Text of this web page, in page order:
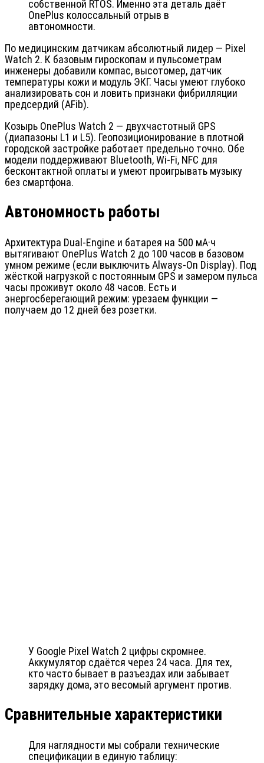
собственной RTOS. Именно эта деталь даёт
OnePlus колоссальный отрыв в
автономности.
По медицинским датчикам абсолютный лидер — Pixel
Watch 2. К базовым гироскопам и пульсометрам
инженеры добавили компас, высотомер, датчик
температуры кожи и модуль ЭКГ. Часы умеют глубоко
анализировать сон и ловить признаки фибрилляции
предсердий (AFib).
Козырь OnePlus Watch 2 — двухчастотный GPS
(диапазоны L1 и L5). Геопозиционирование в плотной
городской застройке работает предельно точно. Обе
модели поддерживают Bluetooth, Wi-Fi, NFC для
бесконтактной оплаты и умеют проигрывать музыку
без смартфона.
Автономность работы
Архитектура Dual-Engine и батарея на 500 мА·ч
вытягивают OnePlus Watch 2 до 100 часов в базовом
умном режиме (если выключить Always-On Display). Под
жёсткой нагрузкой с постоянным GPS и замером пульса
часы проживут около 48 часов. Есть и
энергосберегающий режим: урезаем функции —
получаем до 12 дней без розетки.
У Google Pixel Watch 2 цифры скромнее.
Аккумулятор сдаётся через 24 часа. Для тех,
кто часто бывает в разъездах или забывает
зарядку дома, это весомый аргумент против.
Сравнительные характеристики
Для наглядности мы собрали технические
спецификации в единую таблицу: